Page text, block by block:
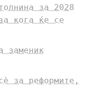
за 2028
кога ќе се
заменик
за реформите,